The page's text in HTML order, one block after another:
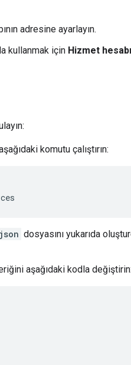
adresine ayarlayın.
kullanmak için Hizmet
komutu çalıştırın:
dosyasını yukarıda
aşağıdaki kodla değiştirin: